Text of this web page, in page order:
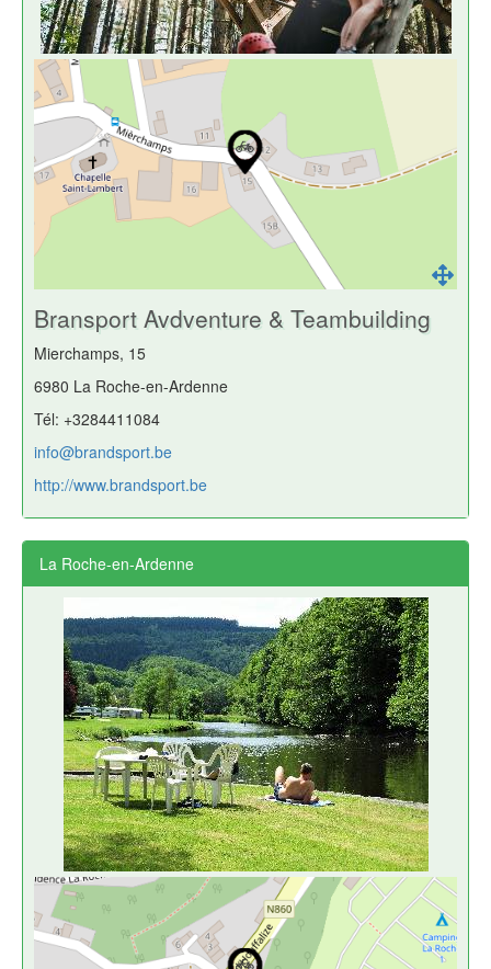
Bransport Avdventure & Teambuilding
Mierchamps, 15
6980 La Roche-en-Ardenne
Tél: +3284411084
info@brandsport.be
http://www.brandsport.be
La Roche-en-Ardenne